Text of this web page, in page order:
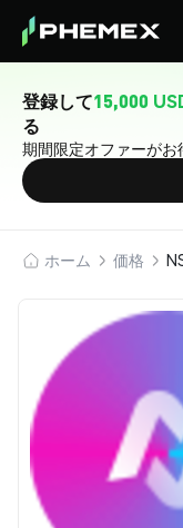
登録して15,000
る
期間限定オファーがお
ホーム 価格